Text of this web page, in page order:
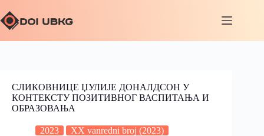
СЛИКОВНИЦЕ ЏУЛИЈЕ ДОНАЛДСОН У
КОНТЕКСТУ ПОЗИТИВНОГ ВАСПИТАЊА И
ОБРАЗОВАЊА
2023 XX vanredni broj (2023)